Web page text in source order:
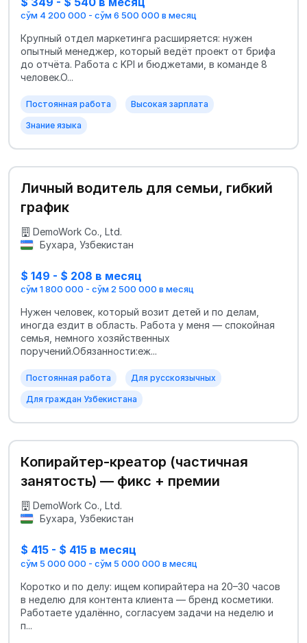
сўм 4 200 000 - сўм 6 500 000 в месяц
Крупный отдел маркетинга расширяется: нужен
опытный менеджер, который ведёт проект от брифа
до отчёта. Работа с KPI и бюджетами, в команде 8
человек.О...
Постоянная работа Высокая зарплата
Знание языка
Личный водитель для семьи, гибкий
график
DemoWork Co., Ltd.
Бухара, Узбекистан
$ 149 - $ 208 в месяц
сўм 1 800 000 - сўм 2 500 000 в месяц
Нужен человек, который возит детей и по делам,
иногда ездит в область. Работа у меня — спокойная
семья, немного хозяйственных
поручений.Обязанности:еж...
Постоянная работа Для русскоязычных
Для граждан Узбекистана
Копирайтер-креатор (частичная
занятость) — фикс + премии
DemoWork Co., Ltd.
Бухара, Узбекистан
$ 415 - $ 415 в месяц
сўм 5 000 000 - сўм 5 000 000 в месяц
Коротко и по делу: ищем копирайтера на 20–30 часов
в неделю для контента клиента — бренд косметики.
Работаете удалённо, согласуем задачи на неделю и
п...